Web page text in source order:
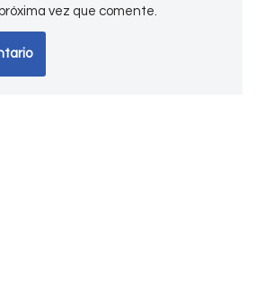
vez que comente.